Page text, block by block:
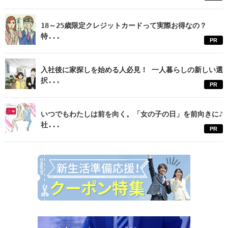
18～25歳限定クレジットカードって実際お得なの？
特...
PR
入社後に家探しを始める人必見！ 一人暮らしの新しい選
択...
PR
いつでもわたしは前を向く。「女の子の日」を前向きに♪
社...
PR